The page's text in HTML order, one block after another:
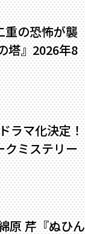
重の恐怖が襲
塔』2026年8
ラマ化決定！
ミステリー
原 芹『ぬひん